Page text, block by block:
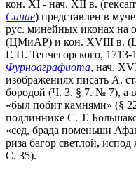
кон. XI - нач. XII в.
Синае) представлен в
рус. минейных иконах на
(ЦМиАР) и кон. XVIII в.
Г. П. Тепчегорского,
Фурноаграфиота, нач.
изображениях писать А.
бородой (Ч. 3. § 7. № 7), а
«был побит камнями» (§
подлиннике С. Т.
«сед, брада поменьши
риза багор светлой,
С. 35).